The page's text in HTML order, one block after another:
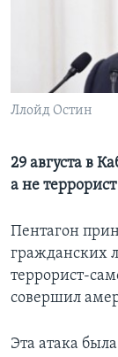
СОЦИАЛЬНЫЕ
Языки
Ллойд Остин
29 августа в
а не террорист
Пентагон
гражданских
террорист-
совершил
Эта атака